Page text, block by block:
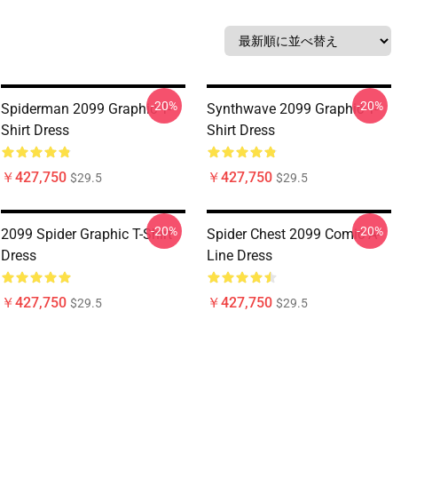
Spiderman 2099 Graphic T-
Shirt Dress
￥427,750 $29.5
-20%
Synthwave 2099 Graphic T-
Shirt Dress
￥427,750 $29.5
-20%
2099 Spider Graphic T-Shirt
Dress
￥427,750 $29.5
-20%
Spider Chest 2099 Comic A-
Line Dress
￥427,750 $29.5
-20%